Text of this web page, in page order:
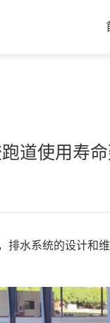
道使用寿
排水系统的设计和